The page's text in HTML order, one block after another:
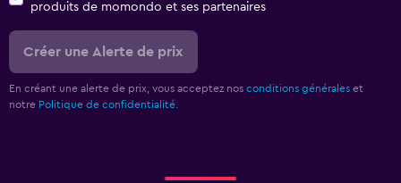
produits de momondo et ses partenaires
Créer une Alerte de prix
En créant une alerte de prix, vous acceptez nos conditions générales et
notre Politique de confidentialité.